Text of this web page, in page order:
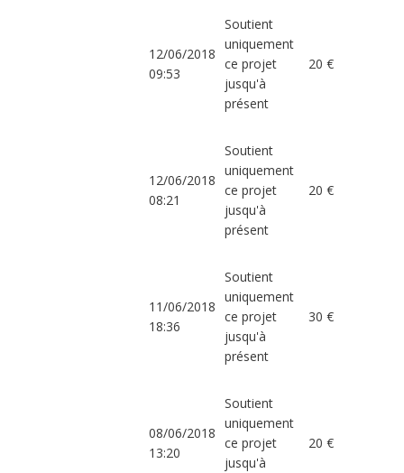
12/06/2018
09:53
Soutient
uniquement
ce projet
jusqu'à
présent
20 €
12/06/2018
08:21
Soutient
uniquement
ce projet
jusqu'à
présent
20 €
11/06/2018
18:36
Soutient
uniquement
ce projet
jusqu'à
présent
30 €
08/06/2018
13:20
Soutient
uniquement
ce projet
jusqu'à
20 €